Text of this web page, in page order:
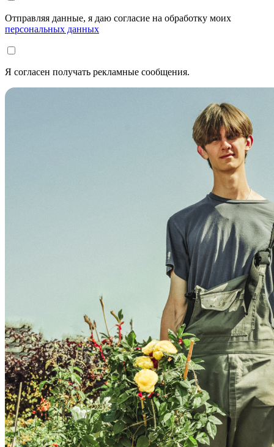
Отправляя данные, я даю согласие на обработку моих
персональных данных
Я согласен получать рекламные сообщения.